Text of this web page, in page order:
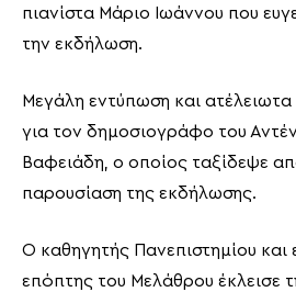
πιανίστα Μάριο Ιωάννου που
την εκδήλωση.
Μεγάλη εντύπωση και ατέλειωτα
για τον δημοσιογράφο του
Βαφειάδη, ο οποίος ταξίδεψε
παρουσίαση της εκδήλωσης.
Ο καθηγητής Πανεπιστημίου και
επόπτης του Μελάθρου έκλεισε